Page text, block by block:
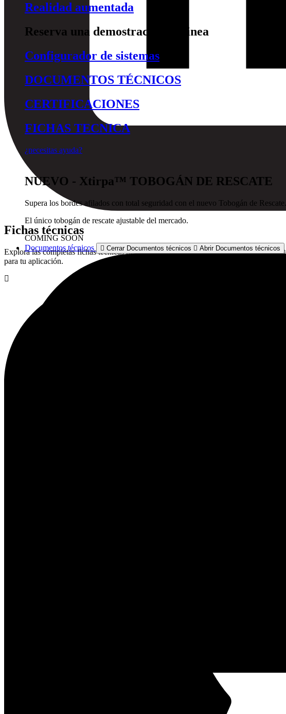
Realidad aumentada
Reserva una demostración en linea
Configurador de sistemas
DOCUMENTOS TÉCNICOS
CERTIFICACIONES
FICHAS TECNICA
¿necesitas ayuda?
NUEVO - Xtirpa™ TOBOGÁN DE RESCATE
Supera los bordes afilados con total seguridad con el nuevo Tobogán de Rescate.
El único tobogán de rescate ajustable del mercado.
COMING SOON
Documentos técnicos
Cerrar Documentos técnicos Abrir Documentos técnicos
Fichas técnicas
Explora las completas fichas técnicas de todos los productos XTIRPA. Cada
para tu aplicación.